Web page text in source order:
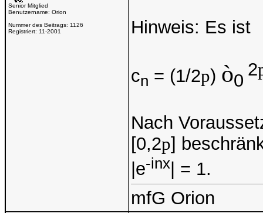
Senior Mitglied
Benutzername: Orion
Nummer des Beitrags: 1126
Registriert: 11-2001 Hinweis: Es ist
cn = (1/2p) ò0
2
Nach
[0,2p]
|e-inx | = 1.
mfG Orion